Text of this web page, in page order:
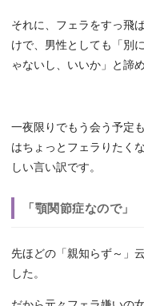
それに、フェラをすっ飛
けで、男性としても「別
ゃないし、いいか」と諦
一夜限りでもう会う予定
はちょっとフェラりたく
しい言い訳です。
「顎関節症なので」
先ほどの「親知らず～」
した。